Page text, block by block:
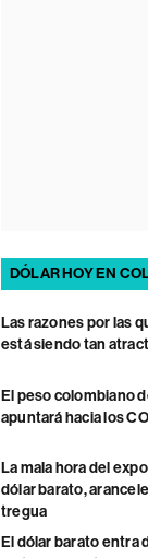
DÓLAR HOY EN
Las razones por las
está siendo tan
El peso colombiano
apuntará hacia los
La mala hora del
dólar barato,
tregua
El dólar barato entra